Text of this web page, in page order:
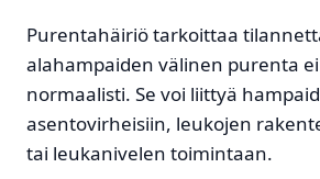
Purentahäiriö tarkoittaa
alahampaiden välinen purenta
normaalisti. Se voi liittyä
asentovirheisiin, leukojen
tai leukanivelen toimintaan.